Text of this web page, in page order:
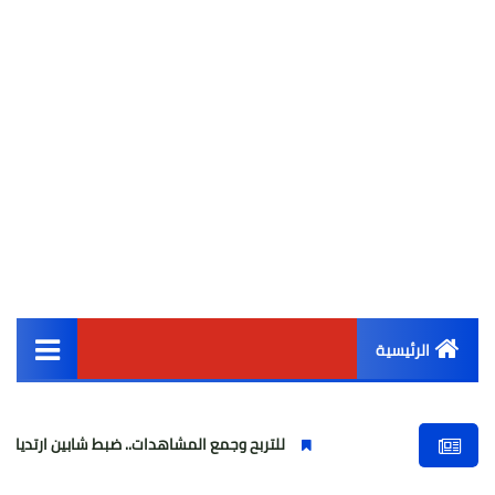
الرئيسية
أخبار مصر
للتربح وجمع المشاهدات.. ضبط شابين ارتديا ملابس